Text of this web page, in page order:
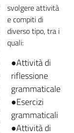
svolgere attività
e compiti di
diverso tipo, tra i
quali:
●Attività di
riflessione
grammaticale
●Esercizi
grammaticali
●Attività di